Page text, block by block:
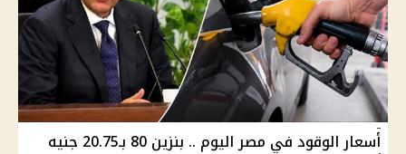
أسعار الوقود في مصر اليوم .. بنزين 80 بـ20.75 جنيه